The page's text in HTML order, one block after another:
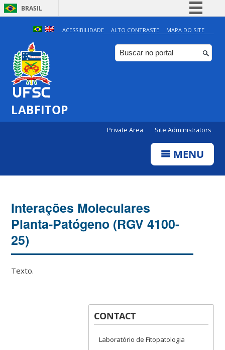
BRASIL
Simplifique!
Comunica BR
Participe
ACESSIBILIDADE ALTO CONTRASTE MAPA DO SITE
LABFITOP
Private Area Site Administrators
MENU
Interações Moleculares
Planta-Patógeno (RGV 4100-
25)
Texto.
CONTACT
Laboratório de Fitopatologia